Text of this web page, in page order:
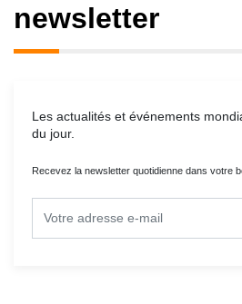
newsletter
Les actualités et événements
du jour.
Recevez la newsletter quotidienne dans votre